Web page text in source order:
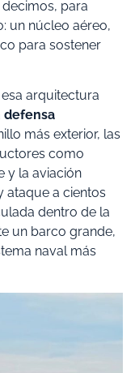
para
un núcleo aéreo,
para sostener
arquitectura
defensa
más exterior, las
como
y la aviación
ataque a cientos
dentro de la
un barco grande,
naval más